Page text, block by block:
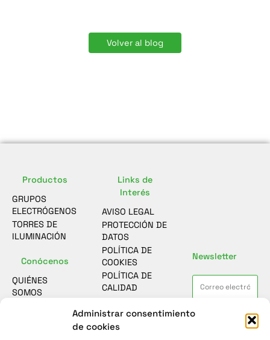
Administrar consentimiento
de cookies
Volver al blog
Productos
GRUPOS
ELECTRÓGENOS
TORRES DE
ILUMINACIÓN
Conócenos
QUIÉNES
SOMOS
SOSTENIBILIDAD
Links de
Interés
AVISO LEGAL
PROTECCIÓN DE
DATOS
POLÍTICA DE
COOKIES
POLÍTICA DE
CALIDAD
Contacto
FORMULARIO
Newsletter